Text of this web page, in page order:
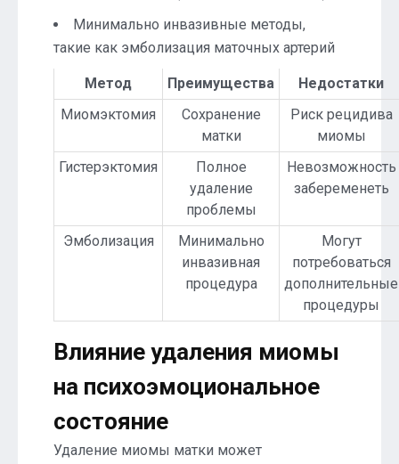
Минимально инвазивные методы,
такие как эмболизация маточных артерий
Метод Преимущества
Недостатки
Миомэктомия
Сохранение
матки
Риск рецидива
миомы
Гистерэктомия
Полное
удаление
проблемы
Невозможность
забеременеть
Эмболизация
Минимально
инвазивная
процедура
Могут
потребоваться
дополнительные
процедуры
Влияние удаления миомы
на психоэмоциональное
состояние
Удаление миомы матки может